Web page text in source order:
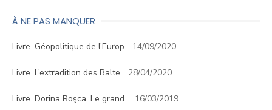
À NE PAS MANQUER
Livre. Géopolitique de l’Europ… 14/09/2020
Livre. L’extradition des Balte… 28/04/2020
Livre. Dorina Roşca, Le grand … 16/03/2019